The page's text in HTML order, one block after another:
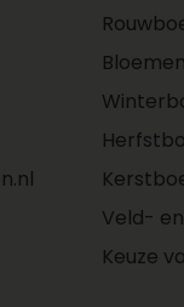
Veld-
Keuze